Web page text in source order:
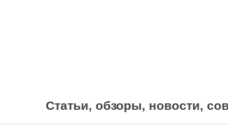
Статьи, обзоры, новости,